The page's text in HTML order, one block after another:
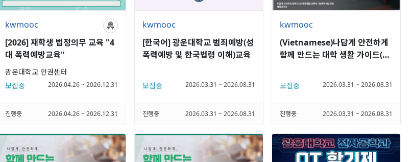
kwmooc
[2026] 재학생 법정의무 교육 "4
대 폭력예방교육"
광운대학교 인권센터
모집중
2026.04.26 ~ 2026.12.31
진행중 2026.04.26 ~ 2026.12.31
kwmooc
[한국어] 광운대학교 범죄예방(성
폭력예방 및 한국법령 이해)교육
모집중 2026.03.31 ~ 2026.08.31
진행중 2026.03.31 ~ 2026.08.31
kwmooc
(Vietnamese)나답게 안전하게
함께 만드는 대학 생활 가이드(성
모집중 2026.03.31 ~ 2026.08.31
진행중 2026.03.31 ~ 2026.08.31